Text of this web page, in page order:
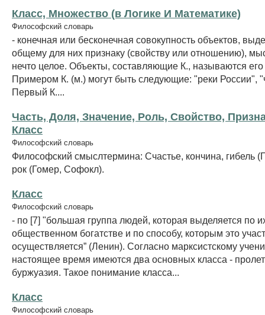
Класс, Множество (в Логике И Математике)
Философский словарь
- конечная или бесконечная совокупность объектов,
общему для них признаку (свойству или отношению),
нечто целое. Объекты, составляющие К., называются
Примером К. (м.) могут быть следующие: "реки России",
Первый К....
Часть, Доля, Значение, Роль, Свойство,
Класс
Философский словарь
Философский смыслтермина: Счастье, кончина, гибель
рок (Гомер, Софокл).
Класс
Философский словарь
- по [7] "большая группа людей, которая выделяется по
общественном богатстве и по способу, которым это
осуществляется” (Ленин). Согласно марксистскому
настоящее время имеются два основных класса -
буржуазия. Такое понимание класса...
Класс
Философский словарь